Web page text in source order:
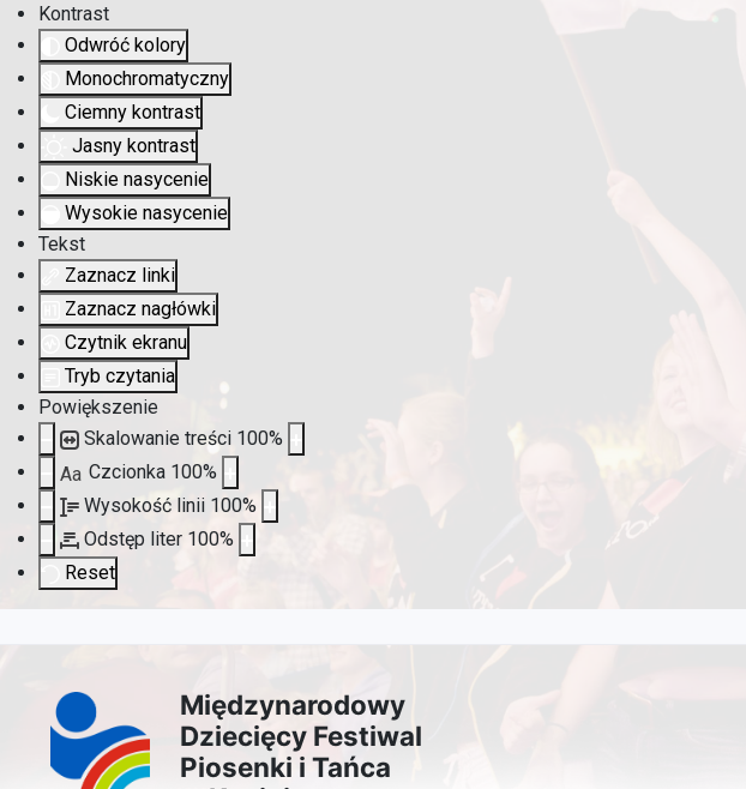
Kontrast
Odwróć kolory
Monochromatyczny
Ciemny kontrast
Jasny kontrast
Niskie nasycenie
Wysokie nasycenie
Tekst
Zaznacz linki
Zaznacz nagłówki
Czytnik ekranu
Tryb czytania
Powiększenie
Skalowanie treści 100%
Aa Czcionka 100%
Wysokość linii 100%
Odstęp liter 100%
Reset
do
treści
do
menu
do
wyszukiwarki
do
mapy
Międzynarodowy
Dziecięcy Festiwal
Piosenki i Tańca